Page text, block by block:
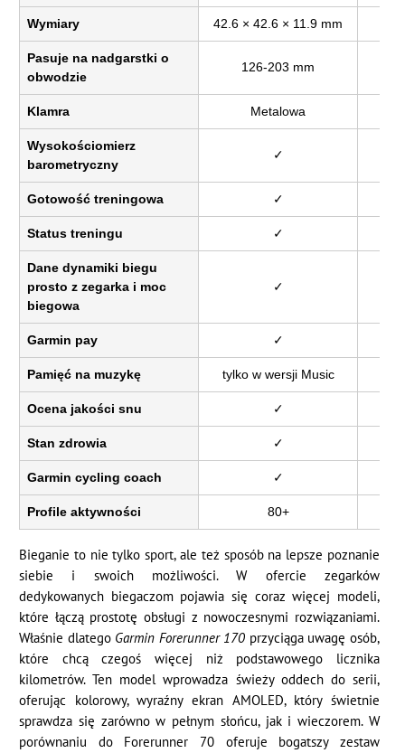
Wymiary 42.6 × 42.6 × 11.9 mm
Pasuje na nadgarstki o
obwodzie
126-203 mm
Klamra Metalowa
Wysokościomierz
barometryczny
✓
Gotowość treningowa ✓
Status treningu ✓
Dane dynamiki biegu
prosto z zegarka i moc
biegowa
✓
Garmin pay ✓
Pamięć na muzykę tylko w wersji Music
Ocena jakości snu ✓
Stan zdrowia ✓
Garmin cycling coach ✓
Profile aktywności 80+
Bieganie to nie tylko sport, ale też sposób na lepsze poznanie
siebie i swoich możliwości. W ofercie zegarków
dedykowanych biegaczom pojawia się coraz więcej modeli,
które łączą prostotę obsługi z nowoczesnymi rozwiązaniami.
Właśnie dlatego Garmin Forerunner 170 przyciąga uwagę osób,
które chcą czegoś więcej niż podstawowego licznika
kilometrów. Ten model wprowadza świeży oddech do serii,
oferując kolorowy, wyraźny ekran AMOLED, który świetnie
sprawdza się zarówno w pełnym słońcu, jak i wieczorem. W
porównaniu do Forerunner 70 oferuje bogatszy zestaw